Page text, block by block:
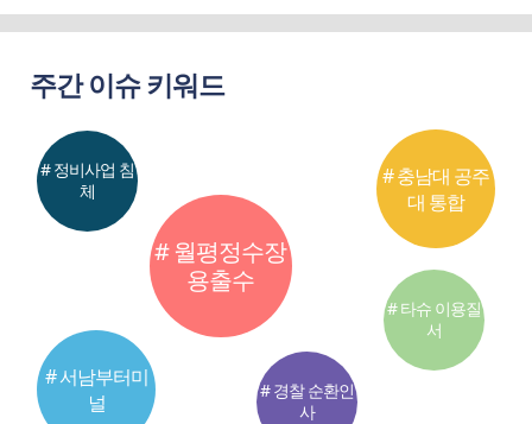
주간 이슈 키워드
# 월평정수장
용출수
# 서남부터미
널
# 충남대 공주
대 통합
# 정비사업 침
체
# 경찰 순환인
사
# 타슈 이용질
서